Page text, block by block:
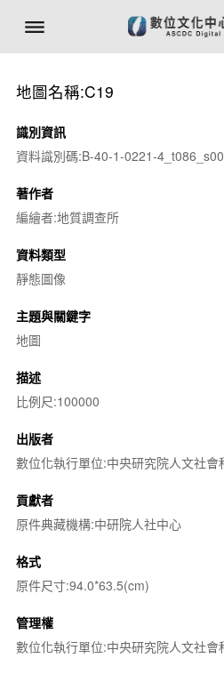
地圖名稱:C19
識別資訊
資料識別碼:B-40-1-0221-
著作者
編繪者:地質調查所
資料類型
靜態圖像
主題與關鍵字
地圖
描述
比例尺:100000
出版者
數位化執行單位:中央研究院人文社會
貢獻者
原件典藏機構:中研院人社中心
格式
原件尺寸:94.0*63.5(cm)
管理權
數位化執行單位:中央研究院人文社會